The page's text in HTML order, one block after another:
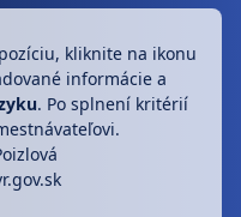
kliknite na ikonu
informácie a
. Po splnení kritérií